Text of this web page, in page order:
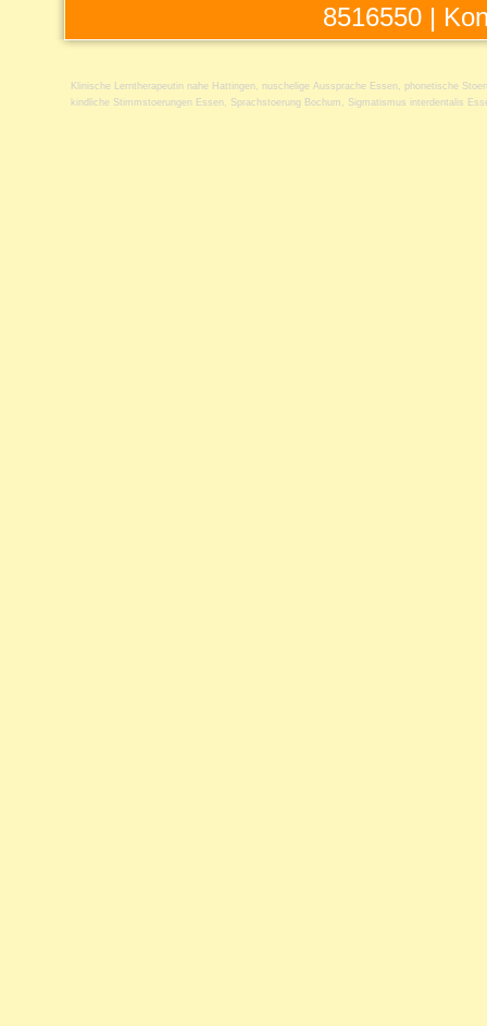
8516550 |
Klinische Lerntherapeutin nahe Hattingen nuschelige Aussprache Essen
phonetische
kindliche Stimmstoerungen Essen
Sprachstoerung Bochum Sigmatismus interdentalis